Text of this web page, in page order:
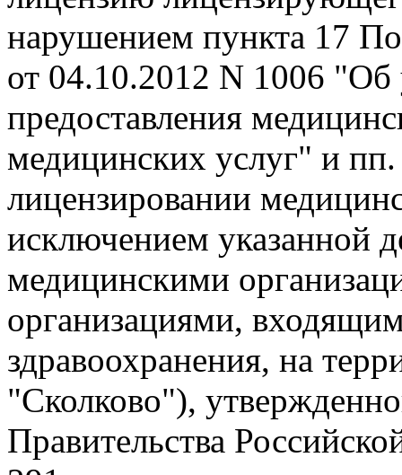
нарушением пункта 17
от 04.10.2012 N 1006
предоставления
медицинских услуг" и
лицензировании
исключением указанной
медицинскими
организациями,
здравоохранения, на
"Сколково"),
Правительства